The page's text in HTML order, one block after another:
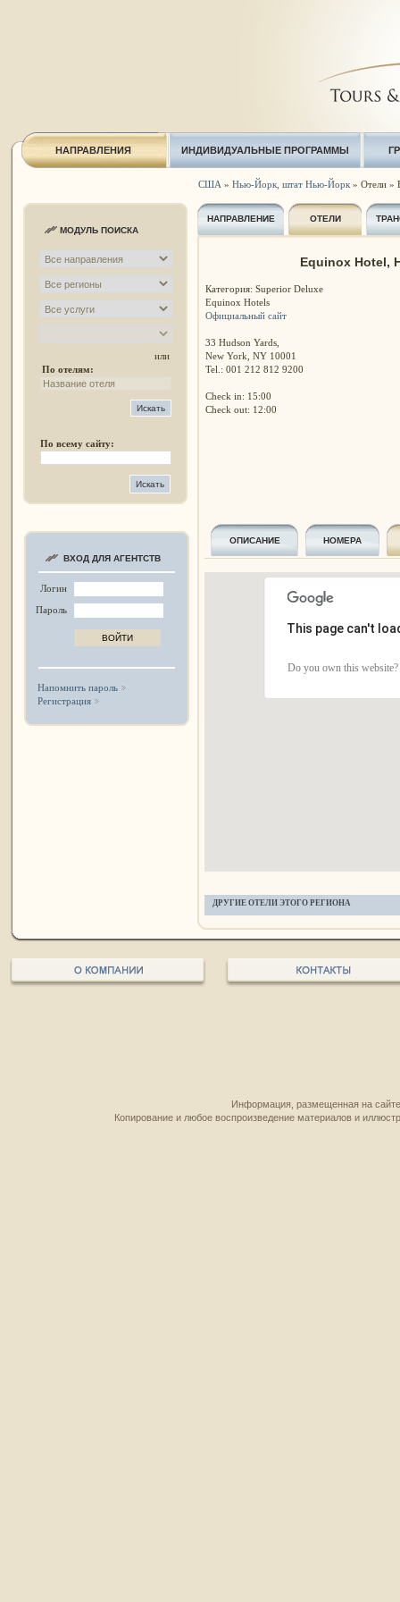
НАПРАВЛЕНИЯ ИНДИВИДУАЛЬНЫЕ ПРОГРАММЫ
МОДУЛЬ ПОИСКА
или
По отелям:
По всему сайту:
ВХОД ДЛЯ АГЕНТСТВ
Логин
Пароль
Напомнить пароль
Регистрация
США » Нью-Йорк, штат Нью-Йорк» Отели »
НАПРАВЛЕНИЕ ОТЕЛИ
Equinox Hotel,
Категория: Superior Deluxe
Equinox Hotels
Официальный сайт
33 Hudson Yards,
New York, NY 10001
Tel.: 001 212 812 9200
Check in: 15:00
Check out: 12:00
ОПИСАНИЕ НОМЕРА
This page can't
Do you own this website?
ДРУГИЕ ОТЕЛИ ЭТОГО РЕГИОНА
Информация, размещенная на
Копирование и любое воспроизведение материалов и